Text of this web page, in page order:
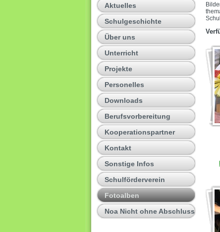
Aktuelles
Schulgeschichte
Über uns
Unterricht
Projekte
Personelles
Downloads
Berufsvorbereitung
Kooperationspartner
Kontakt
Sonstige Infos
Schulförderverein
Fotoalben
Noa Nicht ohne Abschluss